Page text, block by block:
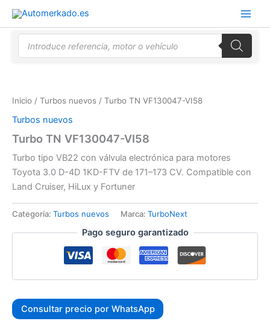
contenido
Búsqueda
Inicio / Turbos nuevos / Turbo TN VF130047-VI58
Turbos nuevos
Turbo TN VF130047-VI58
Turbo tipo VB22 con válvula electrónica para motores
Toyota 3.0 D-4D 1KD-FTV de 171–173 CV. Compatible con
Land Cruiser, HiLux y Fortuner
Categoría: Turbos nuevos Marca: TurboNext
Pago seguro garantizado
Consultar precio por WhatsApp